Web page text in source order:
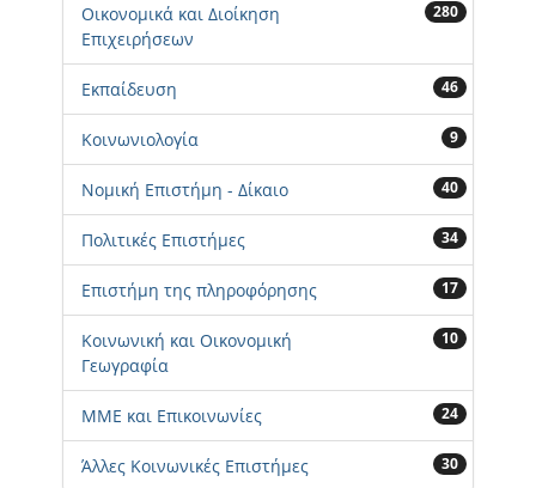
Οικονομικά και Διοίκηση
Επιχειρήσεων
280
Εκπαίδευση 46
Κοινωνιολογία 9
Νομική Επιστήμη - Δίκαιο 40
Πολιτικές Επιστήμες 34
Επιστήμη της πληροφόρησης 17
Κοινωνική και Οικονομική
Γεωγραφία
10
ΜΜΕ και Επικοινωνίες 24
Άλλες Κοινωνικές Επιστήμες 30